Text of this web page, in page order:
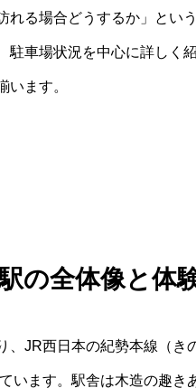
る場合どうするか」とい
車場状況を中心に詳しく
ます。
の全体像と体
、JR西日本の紀勢本線（き
います。駅舎は木造の趣き